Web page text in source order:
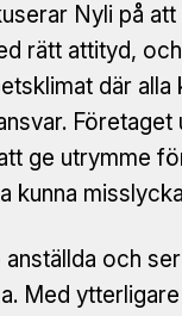
Nyli på att
rätt attityd,
där alla
Företaget
ge utrymme
kunna
anställda och
Med ytterligare